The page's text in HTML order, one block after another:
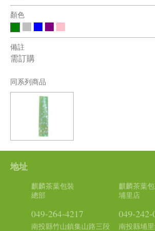
顏色
備註
需訂購
同系列商品
地址
麒麟茶葉包裝
總部
049-264-4217
南投縣竹山鎮集山路三段
麒麟茶葉
埔里店
049-242-
南投縣埔